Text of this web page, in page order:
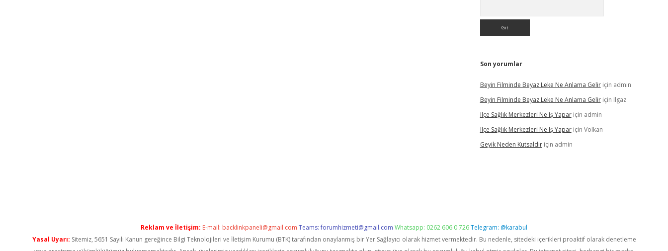
Son yorumlar
Beyin Filminde Beyaz Leke Ne Anlama Geliriçin admin
Beyin Filminde Beyaz Leke Ne Anlama Geliriçin Ilgaz
Ilçe Sağlık Merkezleri Ne Iş Yapariçin admin
Ilçe Sağlık Merkezleri Ne Iş Yapariçin Volkan
Geyik Neden Kutsaldıriçin admin
Reklam ve İletişim: E-mail: backlinkpaneli@gmail.com Teams:forumhizmeti@gmail.com Whatsapp: 0262 606 0 726Telegram: @karabul
Yasal Uyarı: Sitemiz, 5651 Sayılı Kanun gereğince Bilgi Teknolojileri ve İletişim Kurumu (BTK) tarafından onaylanmış bir Yer Sağlayıcı olarak hizmet vermektedir. Bu nedenle, sitedeki içerikleri proaktif olarak denetleme